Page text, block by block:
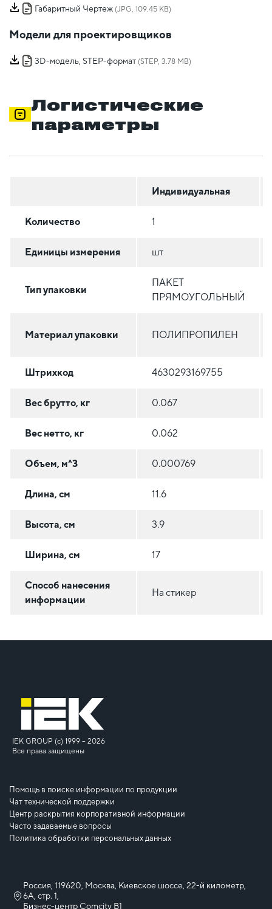
Габаритный Чертеж (JPG, 109.45 KB)
Модели для проектировщиков
3D-модель, STEP-формат (STEP, 3.78 MB)
Логистические
параметры
Индивидуальная
Количество 1
Единицы измерения шт
Тип упаковки
ПАКЕТ
ПРЯМОУГОЛЬНЫЙ
Материал упаковки ПОЛИПРОПИЛЕН
Штрихкод 4630293169755
Вес брутто, кг 0.067
Вес нетто, кг 0.062
Объем, м^3 0.000769
Длина, см 11.6
Высота, см 3.9
Ширина, см 17
Способ нанесения
информации
На стикер
IEK GROUP (c) 1999 – 2026
Все права защищены
Помощь в поиске информации по продукции
Чат технической поддержки
Центр раскрытия корпоративной информации
Часто задаваемые вопросы
Политика обработки персональных данных
Россия, 119620, Москва, Киевское шоссе, 22-й километр,
6А, стр. 1,
Бизнес-центр Comcity B1